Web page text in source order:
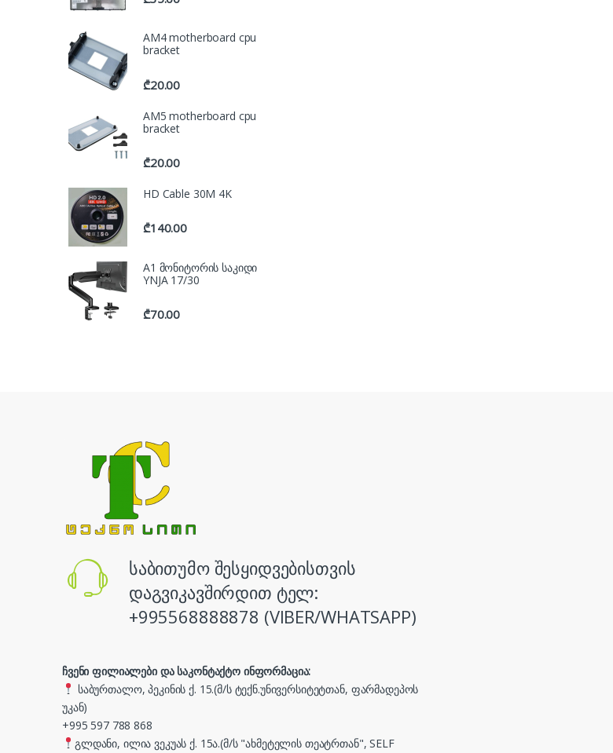
AM4 motherboard cpu
bracket
₾20.00
AM5 motherboard cpu
bracket
₾20.00
HD Cable 30M 4K
₾140.00
A1 მონიტორის საკიდი
YNJA 17/30
₾70.00
საბითუმო შესყიდვებისთვის
დაგვიკავშირდით ტელ:
+995568888878 (VIBER/WHATSAPP)
ჩვენი ფილიალები და საკონტაქტო ინფორმაცია:
საბურთალო, პეკინის ქ. 15.(მ/ს ტექნ.უნივერსიტეტთან, ფარმადეპოს
უკან)
+995 597 788 868
გლდანი, ილია ვეკუას ქ. 15ა.(მ/ს "ახმეტელის თეატრთან", SELF